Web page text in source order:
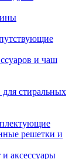
и чаш
стиральных
решетки и
аксессуары